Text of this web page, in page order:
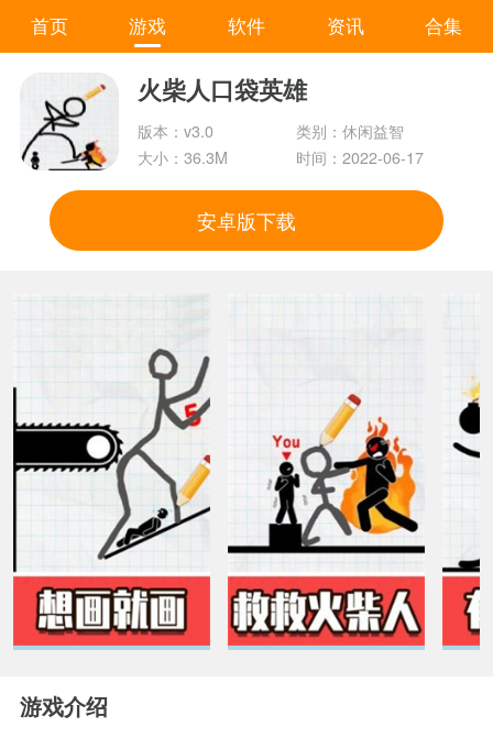
首页 游戏 软件 资讯 合集
火柴人口袋英雄
版本：v3.0
类别：休闲益智
大小：36.3M
时间：2022-06-17
安卓版下载
游戏介绍